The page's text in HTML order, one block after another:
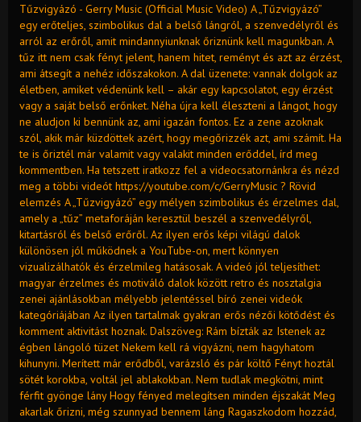
Tűzvigyázó - Gerry Music (Official Music Video) A „Tűzvigyázó”
egy erőteljes, szimbolikus dal a belső lángról, a szenvedélyről és
arról az erőről, amit mindannyiunknak őriznünk kell magunkban. A
tűz itt nem csak fényt jelent, hanem hitet, reményt és azt az érzést,
ami átsegít a nehéz időszakokon. A dal üzenete: vannak dolgok az
életben, amiket védenünk kell – akár egy kapcsolatot, egy érzést
vagy a saját belső erőnket. Néha újra kell éleszteni a lángot, hogy
ne aludjon ki bennünk az, ami igazán fontos. Ez a zene azoknak
szól, akik már küzdöttek azért, hogy megőrizzék azt, ami számít. Ha
te is őriztél már valamit vagy valakit minden erőddel, írd meg
kommentben. Ha tetszett iratkozz fel a videocsatornánkra és nézd
meg a többi videót https://youtube.com/c/GerryMusic ? Rövid
elemzés A „Tűzvigyázó” egy mélyen szimbolikus és érzelmes dal,
amely a „tűz” metaforáján keresztül beszél a szenvedélyről,
kitartásról és belső erőről. Az ilyen erős képi világú dalok
különösen jól működnek a YouTube-on, mert könnyen
vizualizálhatók és érzelmileg hatásosak. A videó jól teljesíthet:
magyar érzelmes és motiváló dalok között retro és nosztalgia
zenei ajánlásokban mélyebb jelentéssel bíró zenei videók
kategóriájában Az ilyen tartalmak gyakran erős nézői kötődést és
komment aktivitást hoznak. Dalszöveg: Rám bízták az Istenek az
égben lángoló tüzet Nekem kell rá vigyázni, nem hagyhatom
kihunyni. Merített már erődből, varázsló és pár költő Fényt hoztál
sötét korokba, voltál jel ablakokban. Nem tudlak megkötni, mint
férfit gyönge lány Hogy fényed melegítsen minden éjszakát Meg
akarlak őrizni, még szunnyad bennem láng Ragaszkodom hozzád,